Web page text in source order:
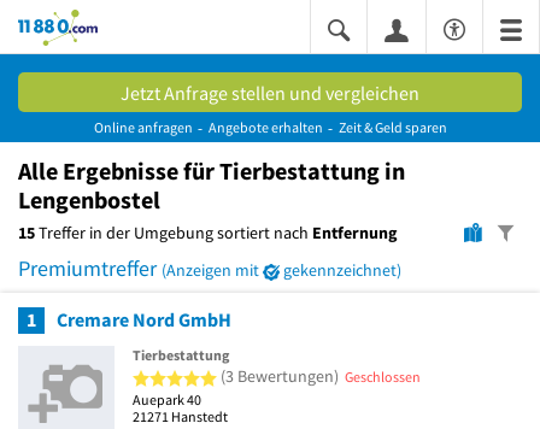
11880.com
Jetzt Anfrage stellen und vergleichen
Online anfragen Angebote erhalten Zeit & Geld sparen
Alle Ergebnissefür Tierbestattung in
Lengenbostel
15Treffer in der Umgebung sortiert nach Entfernung
Premiumtreffer (Anzeigen mit gekennzeichnet)
1 Cremare Nord GmbH
Tierbestattung
5 von 5 Sternen
(3 Bewertungen) Geschlossen
Auepark 40
21271 Hanstedt